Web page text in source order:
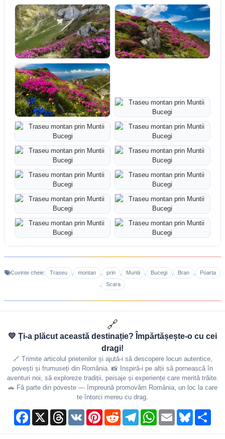
Cuvinte cheie: Traseu montan prin Muntii Bucegi Bran
Poarta
Scara
🔗
💛 Ți-a plăcut această destinație? Împărtășește-o cu cei
dragi!
🔗 Trimite articolul prietenilor și ajută-i să descopere locuri autentice,
povești și frumuseți din România. 📸 Inspiră-i pe alții să pornească în
aventuri noi, să exploreze tradiții, peisaje și experiențe care merită trăite.
🚗 Fă parte din poveste — împreună promovăm România, un loc la care
te întorci mereu cu drag.
Facebook
X ThreadsVK PinterestReddit TelegramWhatsApp
Email Bluesky